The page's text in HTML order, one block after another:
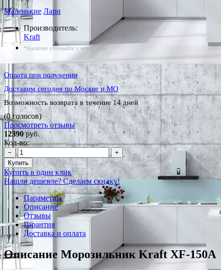
Маленькие Лари
Производитель:
Kraft
*Наличие уточняйте у менеджера
Оплата при получении
Доставим сегодня по Москве и МО
Возможность возврата в течение 14 дней
(0 голосов)
Просмотреть отзывы
12390руб.
Кол-во:
−
+
Купить
Купить в один клик
Нашли дешевле? Сделаем скидку!
Параметры
Описание
Отзывы
Гарантия
Доставка и оплата
Описание Морозильник Kraft XF-150A